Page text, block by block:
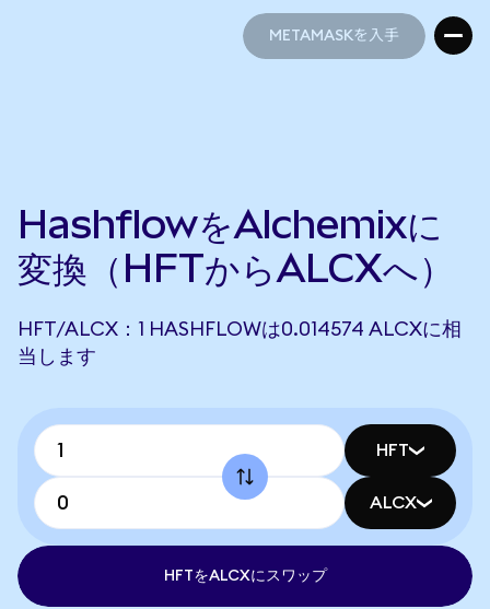
METAMASKを入手
HashflowをAlchemixに
変換（HFTからALCXへ）
HFT/ALCX：1 HASHFLOWは0.014574 ALCXに相
当します
HFT
ALCX
HFTをALCXにスワップ